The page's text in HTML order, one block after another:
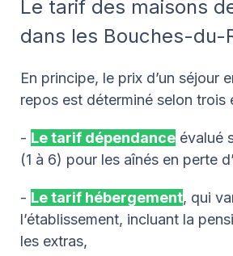
Le tarif des maisons
dans les Bouches-du-
En principe, le prix d’un séjour
repos est déterminé selon trois
- Le tarif dépendance évalué
(1 à 6) pour les aînés en perte
- Le tarif hébergement, qui
l’établissement, incluant la
les extras,